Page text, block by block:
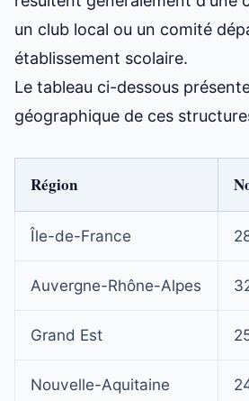
un club local ou un comité
établissement scolaire.
Le tableau ci-dessous
géographique de ces
Région
Île-de-France
Auvergne-Rhône-Alpes
Grand Est
Nouvelle-Aquitaine